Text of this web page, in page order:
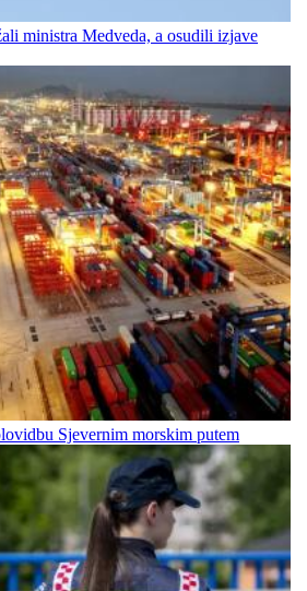
ministra Medveda, a osudili izjave
Sjevernim morskim putem